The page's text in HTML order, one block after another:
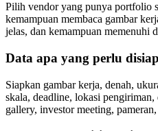
Pilih vendor yang punya portfolio
kemampuan membaca gambar
jelas, dan kemampuan memenuhi
Data apa yang perlu
Siapkan gambar kerja, denah,
skala, deadline, lokasi pengiriman,
gallery, investor meeting,